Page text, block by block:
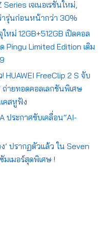
เจเนอเรชันใหม่,
รุ่นก่อนหน้ากว่า 30%
หม่ 12GB+512GB เปิดคอล
Pingu Limited Edition เติม
HUAWEI FreeClip 2 S จับ
ายทอดคอลเลกชันพิเศษ
คสหูฟัง
ประกาศขับเคลื่อน”AI-
’ ปรากฏตัวแล้ว ใน Seven
เมอร์สุดพิเศษ !